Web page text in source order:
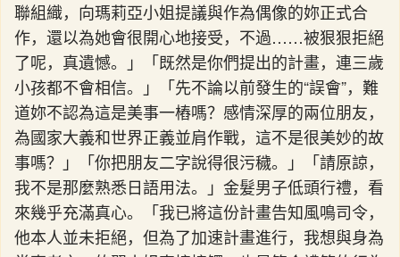
聯組織，向瑪莉亞小姐提議與作為偶像的妳正式合
作，還以為她會很開心地接受，不過……被狠狠拒絕
了呢，真遺憾。」「既然是你們提出的計畫，連三歲
小孩都不會相信。」「先不論以前發生的“誤會”，難
道妳不認為這是美事一樁嗎？感情深厚的兩位朋友，
為國家大義和世界正義並肩作戰，這不是很美妙的故
事嗎？」「你把朋友二字說得很污穢。」「請原諒，
我不是那麼熟悉日語用法。」金髮男子低頭行禮，看
來幾乎充滿真心。「我已將這份計畫告知風鳴司令，
他本人並未拒絕，但為了加速計畫進行，我想與身為